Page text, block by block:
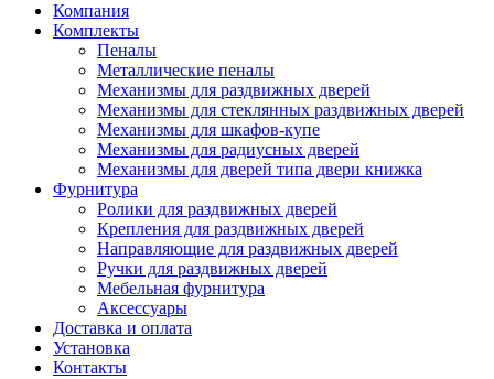
Компания
Комплекты
Пеналы
Металлические пеналы
Механизмы для раздвижных дверей
Механизмы для стеклянных раздвижных дверей
Механизмы для шкафов-купе
Механизмы для радиусных дверей
Механизмы для дверей типа двери книжка
Фурнитура
Ролики для раздвижных дверей
Крепления для раздвижных дверей
Направляющие для раздвижных дверей
Ручки для раздвижных дверей
Мебельная фурнитура
Аксессуары
Доставка и оплата
Установка
Контакты